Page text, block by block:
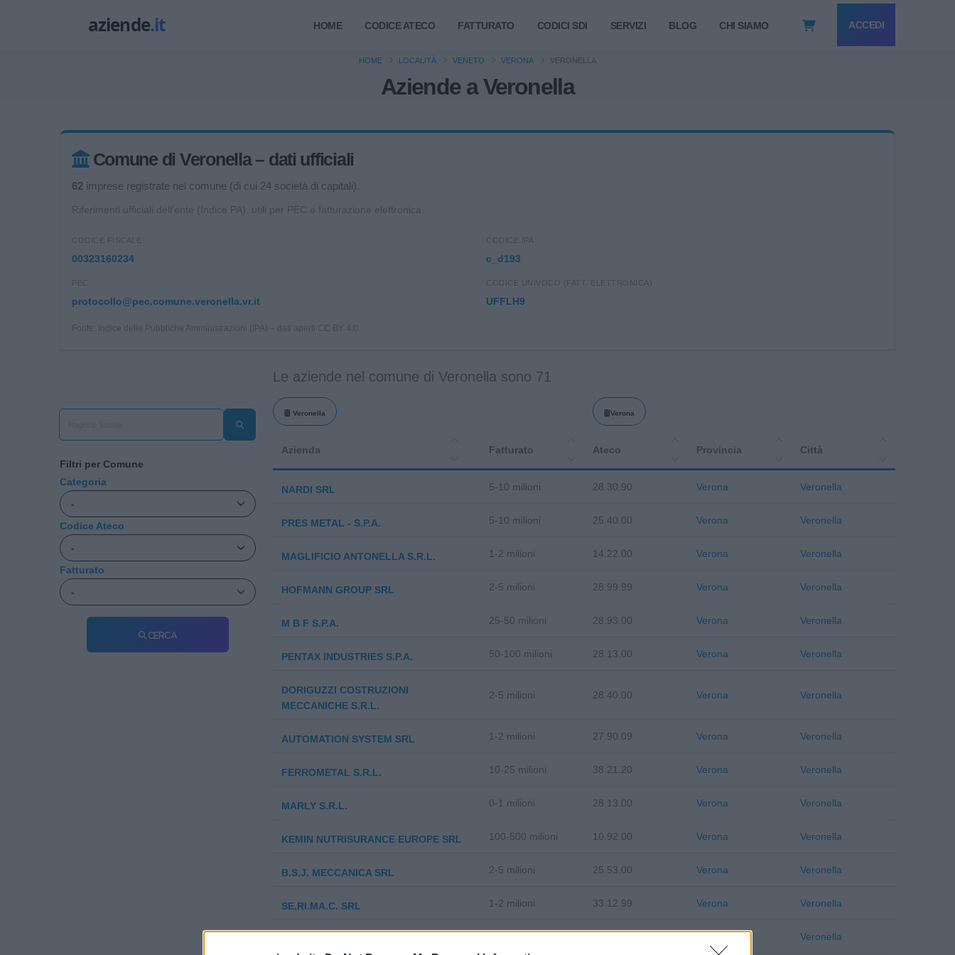
HOME CODICE ATECO FATTURATO CODICI SDI SERVIZI BLOG CHI SIAMO ACCEDI
Aziende a Veronella
HOME LOCALITÀ VENETO VERONA VERONELLA
Comune di Veronella – dati ufficiali
62 imprese registrate nel comune (di cui 24 società di capitali).
Riferimenti ufficiali dell'ente (Indice PA), utili per PEC e fatturazione elettronica.
CODICE FISCALE
00323160234
CODICE IPA
c_d193
PEC
protocollo@pec.comune.veronella.vr.it
CODICE UNIVOCO (FATT. ELETTRONICA)
UFFLH9
Fonte: Indice delle Pubbliche Amministrazioni (IPA) – dati aperti CC BY 4.0.
Filtri per Comune
Categoria
Codice Ateco
Fatturato
Cerca
Le aziende nel comune di Veronella sono 71
Veronella Verona
Azienda Fatturato Ateco Provincia Città
NARDI SRL 5-10 milioni 28.30.90 Verona Veronella
PRES METAL - S.P.A. 5-10 milioni 25.40.00 Verona Veronella
MAGLIFICIO ANTONELLA S.R.L. 1-2 milioni 14.22.00 Verona Veronella
HOFMANN GROUP SRL 2-5 milioni 28.99.99 Verona Veronella
M B F S.P.A. 25-50 milioni 28.93.00 Verona Veronella
PENTAX INDUSTRIES S.P.A. 50-100 milioni 28.13.00 Verona Veronella
DORIGUZZI COSTRUZIONI
MECCANICHE S.R.L.
2-5 milioni 28.40.00 Verona Veronella
AUTOMATION SYSTEM SRL 1-2 milioni 27.90.09 Verona Veronella
FERROMETAL S.R.L. 10-25 milioni 38.21.20 Verona Veronella
MARLY S.R.L. 0-1 milioni 28.13.00 Verona Veronella
KEMIN NUTRISURANCE EUROPE SRL 100-500 milioni 10.92.00 Verona Veronella
B.S.J. MECCANICA SRL 2-5 milioni 25.53.00 Verona Veronella
SE.RI.MA.C. SRL 1-2 milioni 33.12.99 Verona Veronella
Veronella